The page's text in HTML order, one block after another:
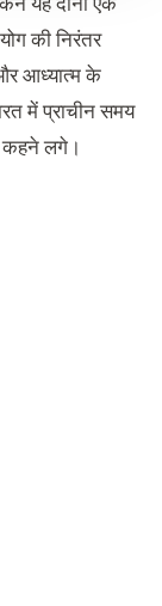
की निरंतर
आध्यात्म के
में प्राचीन समय
कहने लगे।